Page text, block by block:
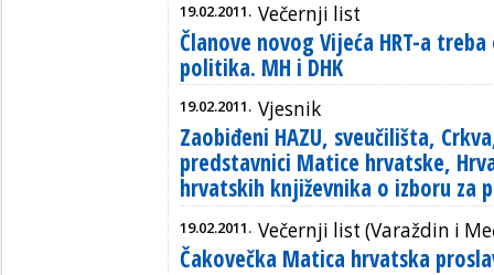
19.02.2011. Večernji list
Članove novog Vijeća HRT-a
politika. MH i DHK
19.02.2011. Vjesnik
Zaobiđeni HAZU, sveučilišta,
predstavnici Matice hrvatske,
hrvatskih književnika o izboru za
19.02.2011. Večernji list (Varaždin i
Čakovečka Matica hrvatska